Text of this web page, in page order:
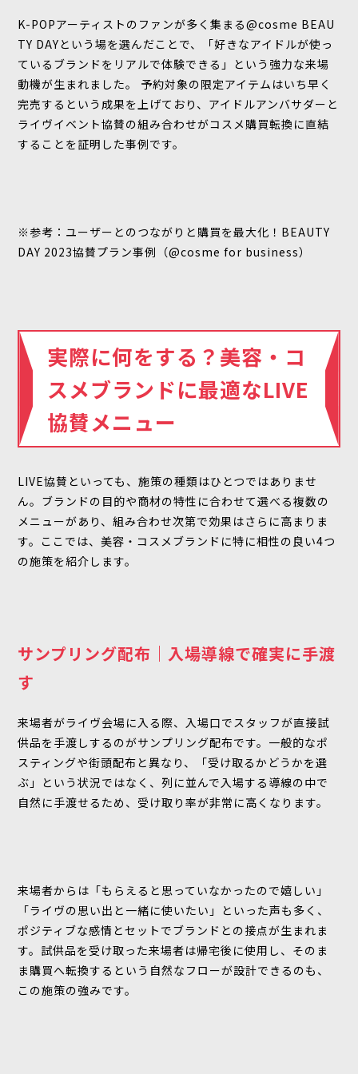
K-POPアーティストのファンが多く集まる@cosme BEAU
TY DAYという場を選んだことで、「好きなアイドルが使っ
ているブランドをリアルで体験できる」という強力な来場
動機が生まれました。 予約対象の限定アイテムはいち早く
完売するという成果を上げており、アイドルアンバサダーと
ライヴイベント協賛の組み合わせがコスメ購買転換に直結
することを証明した事例です。
※参考： ユーザーとのつながりと購買を最大化！BEAUTY
DAY 2023協賛プラン事例（@cosme for business）
実際に何をする？美容・コ
スメブランドに最適なLIVE
協賛メニュー
LIVE協賛といっても、施策の種類はひとつではありませ
ん。ブランドの目的や商材の特性に合わせて選べる複数の
メニューがあり、組み合わせ次第で効果はさらに高まりま
す。ここでは、美容・コスメブランドに特に相性の良い4つ
の施策を紹介します。
サンプリング配布｜入場導線で確実に手渡
す
来場者がライヴ会場に入る際、入場口でスタッフが直接試
供品を手渡しするのがサンプリング配布です。一般的なポ
スティングや街頭配布と異なり、「受け取るかどうかを選
ぶ」という状況ではなく、列に並んで入場する導線の中で
自然に手渡せるため、受け取り率が非常に高くなります。
来場者からは「もらえると思っていなかったので嬉しい」
「ライヴの思い出と一緒に使いたい」といった声も多く、
ポジティブな感情とセットでブランドとの接点が生まれま
す。試供品を受け取った来場者は帰宅後に使用し、そのま
ま購買へ転換するという自然なフローが設計できるのも、
この施策の強みです。